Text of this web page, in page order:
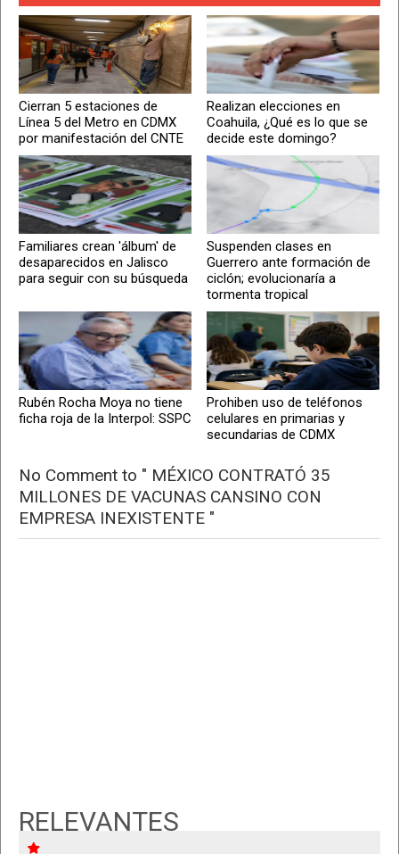
Cierran 5 estaciones de
Línea 5 del Metro en CDMX
por manifestación del CNTE
Realizan elecciones en
Coahuila, ¿Qué es lo que se
decide este domingo?
Familiares crean 'álbum' de
desaparecidos en Jalisco
para seguir con su búsqueda
Suspenden clases en
Guerrero ante formación de
ciclón; evolucionaría a
tormenta tropical
Rubén Rocha Moya no tiene
ficha roja de la Interpol: SSPC
Prohiben uso de teléfonos
celulares en primarias y
secundarias de CDMX
No Comment to " MÉXICO CONTRATÓ 35
MILLONES DE VACUNAS CANSINO CON
EMPRESA INEXISTENTE "
RELEVANTES